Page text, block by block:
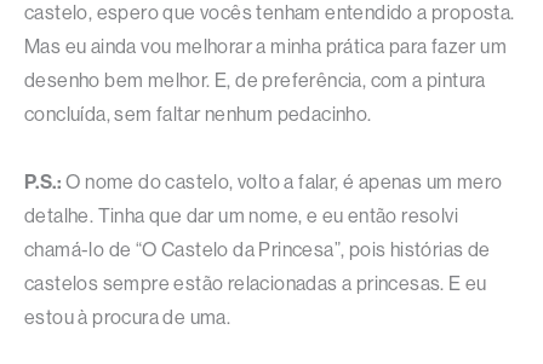
castelo, espero que vocês tenham entendido a proposta.
Mas eu ainda vou melhorar a minha prática para fazer um
desenho bem melhor. E, de preferência, com a pintura
concluída, sem faltar nenhum pedacinho.
P.S.: O nome do castelo, volto a falar, é apenas um mero
detalhe. Tinha que dar um nome, e eu então resolvi
chamá-lo de “O Castelo da Princesa”, pois histórias de
castelos sempre estão relacionadas a princesas. E eu
estou à procura de uma.